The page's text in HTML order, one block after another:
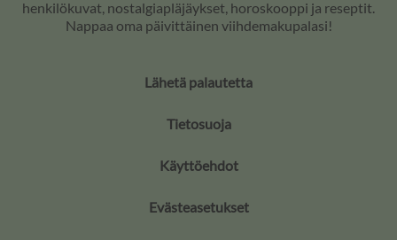
henkilökuvat, nostalgiapläjäykset, horoskooppi ja reseptit.
Nappaa oma päivittäinen viihdemakupalasi!
Lähetä palautetta
Tietosuoja
Käyttöehdot
Evästeasetukset